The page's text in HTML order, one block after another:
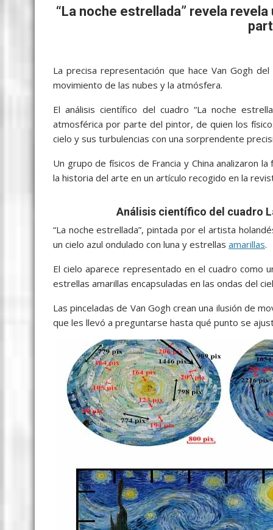
o
k
A
p
n
er
e a
“La noche estrellada” revela
La precisa representación que hace Van Gogh
movimiento de las nubes y la atmósfera.
El análisis científico del cuadro “La noche
atmosférica por parte del pintor, de quien los
cielo y sus turbulencias con una sorprendente
Un grupo de físicos de Francia y China analizaron
la historia del arte en un artículo recogido en la
Análisis científico del cuadro
“La noche estrellada”, pintada por el artista
un cielo azul ondulado con luna y estrellas amarillas.
El cielo aparece representado en el cuadro como
estrellas amarillas encapsuladas en las ondas del
Las pinceladas de Van Gogh crean una ilusión de
que les llevó a preguntarse hasta qué punto se